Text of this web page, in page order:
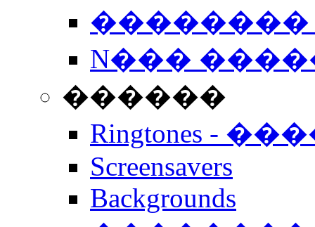
��������
N���
������
Ringtones -
Screensavers
Backgrounds